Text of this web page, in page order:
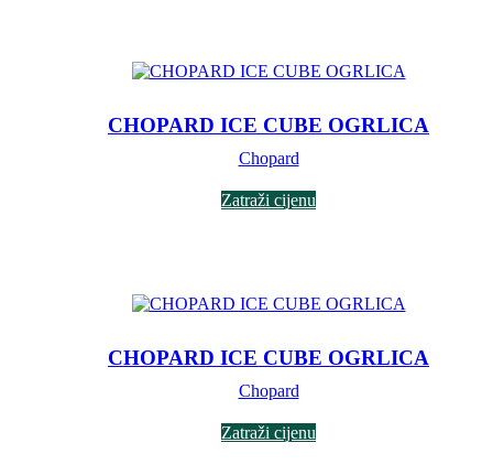
CHOPARD ICE CUBE OGRLICA
Chopard
Zatraži cijenu
CHOPARD ICE CUBE OGRLICA
Chopard
Zatraži cijenu